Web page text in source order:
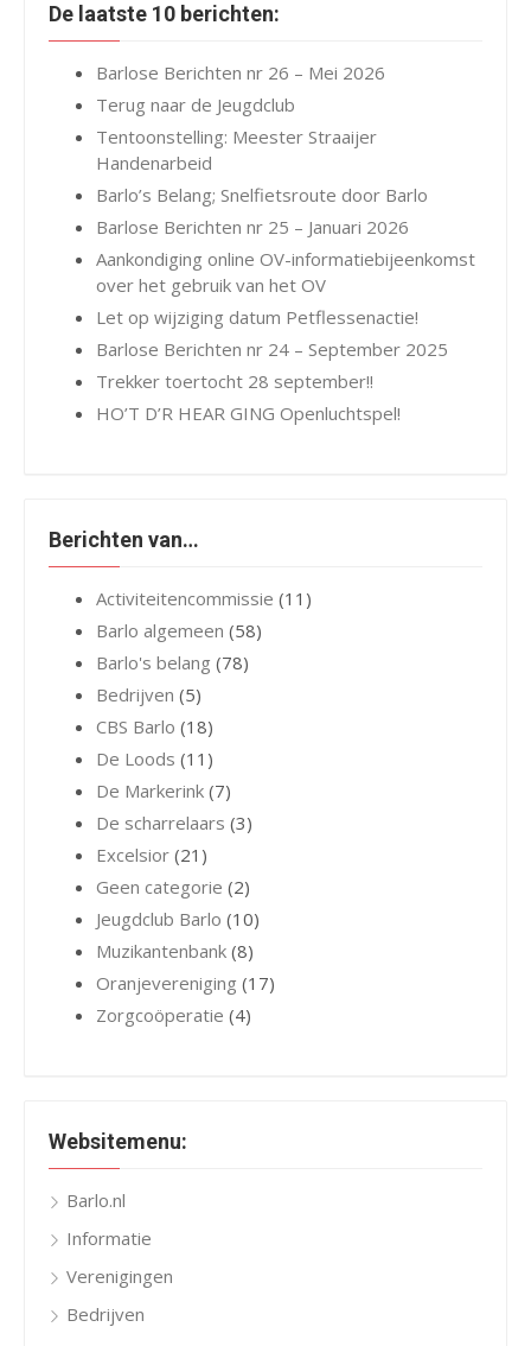
De laatste 10 berichten:
Barlose Berichten nr 26 – Mei 2026
Terug naar de Jeugdclub
Tentoonstelling: Meester Straaijer
Handenarbeid
Barlo’s Belang; Snelfietsroute door Barlo
Barlose Berichten nr 25 – Januari 2026
Aankondiging online OV-informatiebijeenkomst
over het gebruik van het OV
Let op wijziging datum Petflessenactie!
Barlose Berichten nr 24 – September 2025
Trekker toertocht 28 september!!
HO’T D’R HEAR GING Openluchtspel!
Berichten van…
Activiteitencommissie (11)
Barlo algemeen (58)
Barlo's belang (78)
Bedrijven (5)
CBS Barlo (18)
De Loods (11)
De Markerink (7)
De scharrelaars (3)
Excelsior (21)
Geen categorie (2)
Jeugdclub Barlo (10)
Muzikantenbank (8)
Oranjevereniging (17)
Zorgcoöperatie (4)
Websitemenu:
Barlo.nl
Informatie
Verenigingen
Bedrijven